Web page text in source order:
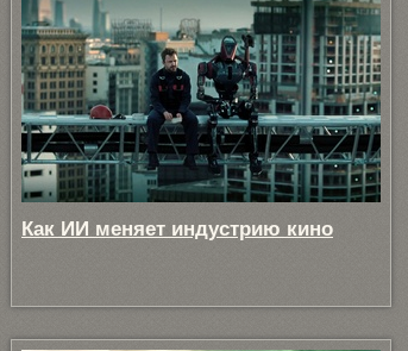
Как ИИ меняет индустрию кино